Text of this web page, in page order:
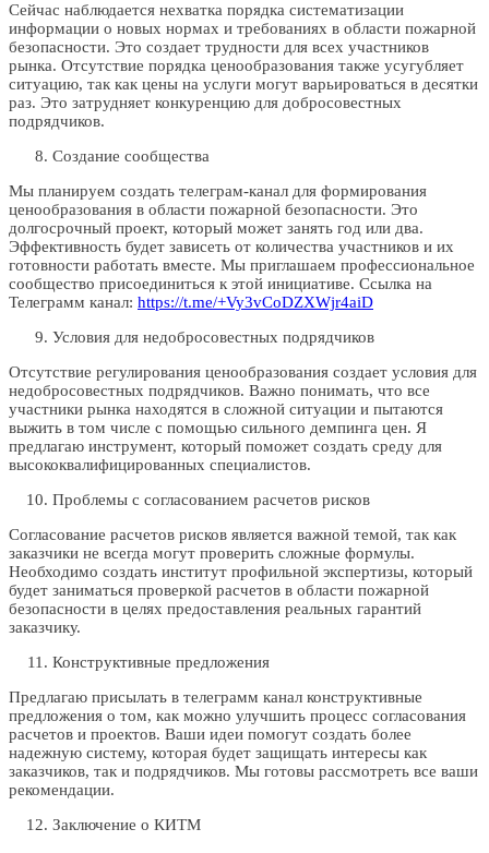
Сейчас наблюдается нехватка порядка систематизации
информации о новых нормах и требованиях в области пожарной
безопасности. Это создает трудности для всех участников
рынка. Отсутствие порядка ценообразования также усугубляет
ситуацию, так как цены на услуги могут варьироваться в десятки
раз. Это затрудняет конкуренцию для добросовестных
подрядчиков.
Создание сообщества
Мы планируем создать телеграм-канал для формирования
ценообразования в области пожарной безопасности. Это
долгосрочный проект, который может занять год или два.
Эффективность будет зависеть от количества участников и их
готовности работать вместе. Мы приглашаем профессиональное
сообщество присоединиться к этой инициативе. Ссылка на
Телеграмм канал: https://t.me/+Vy3vCoDZXWjr4aiD
Условия для недобросовестных подрядчиков
Отсутствие регулирования ценообразования создает условия для
недобросовестных подрядчиков. Важно понимать, что все
участники рынка находятся в сложной ситуации и пытаются
выжить в том числе с помощью сильного демпинга цен. Я
предлагаю инструмент, который поможет создать среду для
высококвалифицированных специалистов.
Проблемы с согласованием расчетов рисков
Согласование расчетов рисков является важной темой, так как
заказчики не всегда могут проверить сложные формулы.
Необходимо создать институт профильной экспертизы, который
будет заниматься проверкой расчетов в области пожарной
безопасности в целях предоставления реальных гарантий
заказчику.
Конструктивные предложения
Предлагаю присылать в телеграмм канал конструктивные
предложения о том, как можно улучшить процесс согласования
расчетов и проектов. Ваши идеи помогут создать более
надежную систему, которая будет защищать интересы как
заказчиков, так и подрядчиков. Мы готовы рассмотреть все ваши
рекомендации.
Заключение о КИТМ